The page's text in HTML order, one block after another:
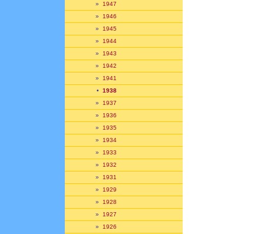
» 1947
» 1946
» 1945
» 1944
» 1943
» 1942
» 1941
• 1938
» 1937
» 1936
» 1935
» 1934
» 1933
» 1932
» 1931
» 1929
» 1928
» 1927
» 1926